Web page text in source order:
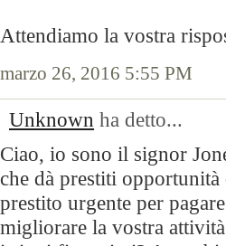
Attendiamo la vostra
marzo 26, 2016 5:55 PM
Unknown ha detto...
Ciao, io sono il signor
che dà prestiti
prestito urgente per
migliorare la vostra